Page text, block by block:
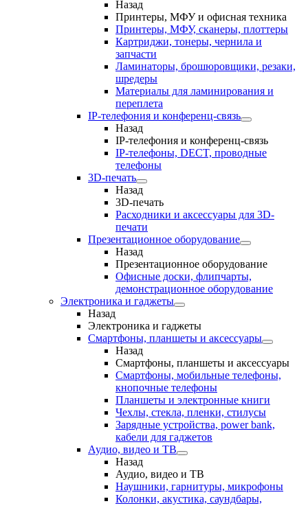
Назад
Принтеры, МФУ и офисная техника
Принтеры, МФУ, сканеры, плоттеры
Картриджи, тонеры, чернила и
запчасти
Ламинаторы, брошюровщики, резаки,
шредеры
Материалы для ламинирования и
переплета
IP-телефония и конференц-связь
Назад
IP-телефония и конференц-связь
IP-телефоны, DECT, проводные
телефоны
3D-печать
Назад
3D-печать
Расходники и аксессуары для 3D-
печати
Презентационное оборудование
Назад
Презентационное оборудование
Офисные доски, флипчарты,
демонстрационное оборудование
Электроника и гаджеты
Назад
Электроника и гаджеты
Смартфоны, планшеты и аксессуары
Назад
Смартфоны, планшеты и аксессуары
Смартфоны, мобильные телефоны,
кнопочные телефоны
Планшеты и электронные книги
Чехлы, стекла, пленки, стилусы
Зарядные устройства, power bank,
кабели для гаджетов
Аудио, видео и ТВ
Назад
Аудио, видео и ТВ
Наушники, гарнитуры, микрофоны
Колонки, акустика, саундбары,